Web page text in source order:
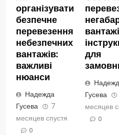
організувати
безпечне
перевезення
небезпечних
вантажів:
важливі
нюанси
Надежда
Гусева
7
месяцев спустя
0
для
Гусева
месяцев
0